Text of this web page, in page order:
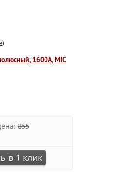
)
1600А, MIC
855
в 1 клик